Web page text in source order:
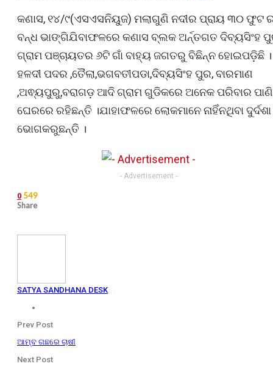
କଣାସ, ୧୪/୯(ଏସଏସନିୟୁଜ) ମଲାଗୁଣି ନଦୀର ପ୍ରାୟ ୩୦ ଫୁଟ
ବନ୍ଧ ଭାଙ୍ଗିଯିବାଫଳରେ କଣାସ ବ୍ଲକ ଅର୍ନ୍ତଗତ ଦିବ୍ୟସିଂହ
ଗ୍ରାମ ପଞ୍ଚାୟତର ୬ଟି ଗାଁ ବାହ୍ୟ ଜଗତରୁ ବିଛିନ୍ନ ହୋଇପଡ଼ିଛି ।
ହଳଦୀ ପଦର ,ତୈଲା,ଭଗବତୀପଡା,ଦିବ୍ୟସିଂହ ପୁର, ବାରମାଣ
,ଅଵ୍ୟପୁରୁ,ବରାଗଡ଼ ଆଦି ଗ୍ରାମ ଗୁଡିକରେ ଅନେକ ପରିବାର ପାଣି
ଘେରରେ ରହିଛନ୍ତି ।ଯାହାଫଳରେ ଲୋକମାନେ ନାହିଁନଥିବା ଦୁର୍ଦଶା
ଭୋଗକରୁଛନ୍ତି ।
- Advertisement -
0 549
Share
SATYA SANDHANA DESK
Prev Post
ଆମ୍ବ ଗଛରେ ଚାଷୀ
Next Post